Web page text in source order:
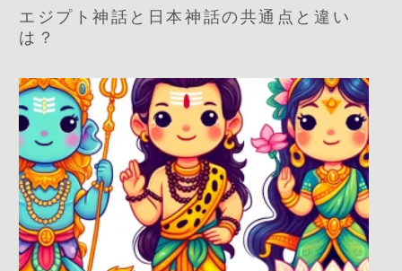
エジプト神話と日本神話の共通点と違い
は？